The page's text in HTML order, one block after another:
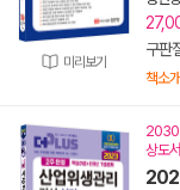
미리보기
구판
책소
2030
상도